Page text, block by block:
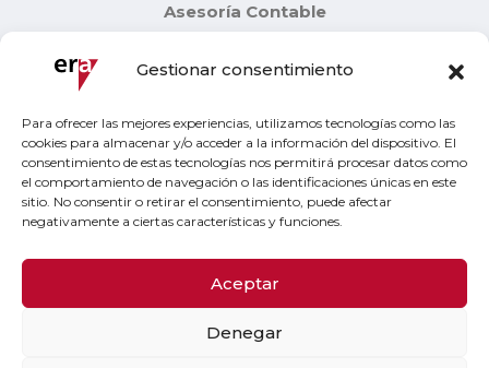
Gestionar consentimiento
Para ofrecer las mejores experiencias, utilizamos tecnologías como las
cookies para almacenar y/o acceder a la información del dispositivo. El
consentimiento de estas tecnologías nos permitirá procesar datos como
el comportamiento de navegación o las identificaciones únicas en este
sitio. No consentir o retirar el consentimiento, puede afectar
negativamente a ciertas características y funciones.
Aceptar
Denegar
Asesoría Contable
Consultoría empresarial
¿Quienes somos?
Aviso legal
Política de privacidad
Política de cookies